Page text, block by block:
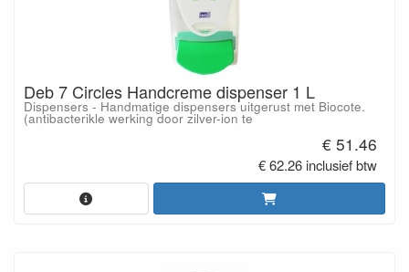
Deb 7 Circles Handcreme dispenser 1 L
Dispensers - Handmatige dispensers uitgerust met Biocote.
(antibacterikle werking door zilver-ion te
€ 51.46
€ 62.26 inclusief btw